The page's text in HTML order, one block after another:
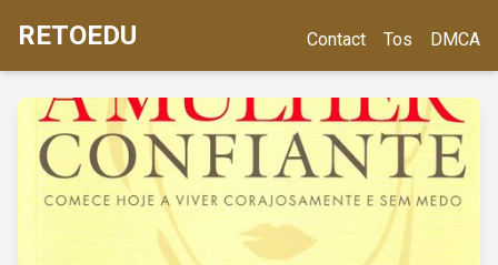
RETOEDU Contact Tos DMCA